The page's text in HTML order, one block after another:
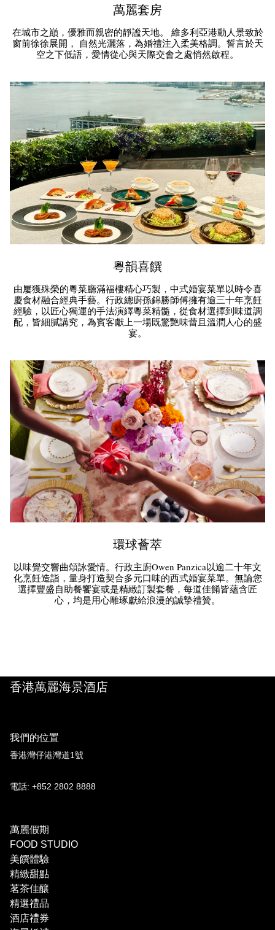
萬麗套房
在城市之巔，優雅而親密的靜謐天地。 維多利亞港動人景致於
窗前徐徐展開， 自然光灑落，為婚禮注入柔美格調。誓言於天
空之下低語，愛情從心與天際交會之處悄然啟程。
粵韻喜饌
由屢獲殊榮的粵菜廳滿福樓精心巧製，中式婚宴菜單以時令喜
慶食材融合經典手藝。行政總廚孫錦勝師傅擁有逾三十年烹飪
經驗，以匠心獨運的手法演繹粵菜精髓，從食材選擇到味道調
配，皆細膩講究，為賓客獻上一場既驚艷味蕾且溫潤人心的盛
宴。
環球薈萃
以味覺交響曲頌詠愛情。行政主廚Owen Panzica以逾二十年文
化烹飪造詣，量身打造契合多元口味的西式婚宴菜單。無論您
選擇豐盛自助餐饗宴或是精緻訂製套餐，每道佳餚皆蘊含匠
心，均是用心雕琢獻給浪漫的誠摯禮贊。
香港萬麗海景酒店
我們的位置
香港灣仔港灣道1號
電話: +852 2802 8888
萬麗假期
FOOD STUDIO
美饌體驗
精緻甜點
茗茶佳釀
精選禮品
酒店禮券